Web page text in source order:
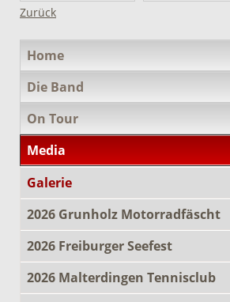
Zurück
überspringen
Home
Die Band
On Tour
Media
Galerie
2026 Grunholz Motorradfäscht
2026 Freiburger Seefest
2026 Malterdingen Tennisclub